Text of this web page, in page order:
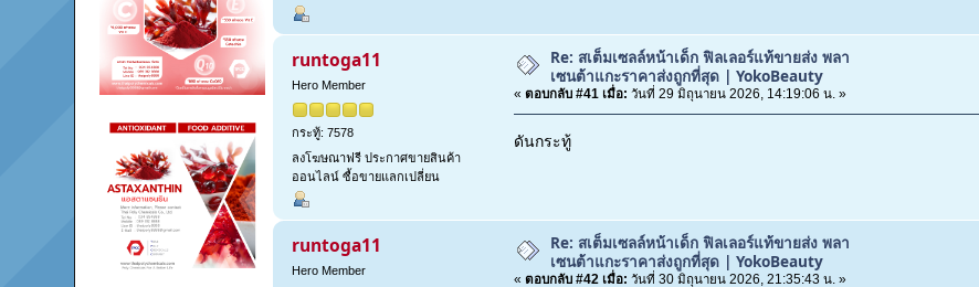
runtoga11
Hero Member
กระทู้: 7578
ลงโฆษณาฟรี ประกาศขายสินค้า
ออนไลน์ ซื้อขายแลกเปลี่ยน
Re: สเต็มเซลล์หน้าเด็ก ฟิลเลอร์แท้ขายส่ง พลา
เซนต้าแกะราคาส่งถูกที่สุด | YokoBeauty
« ตอบกลับ #41 เมื่อ: วันที่ 29 มิถุนายน 2026, 14:19:06 น. »
ดันกระทู้
runtoga11
Hero Member
Re: สเต็มเซลล์หน้าเด็ก ฟิลเลอร์แท้ขายส่ง พลา
เซนต้าแกะราคาส่งถูกที่สุด | YokoBeauty
« ตอบกลับ #42 เมื่อ: วันที่ 30 มิถุนายน 2026, 21:35:43 น. »